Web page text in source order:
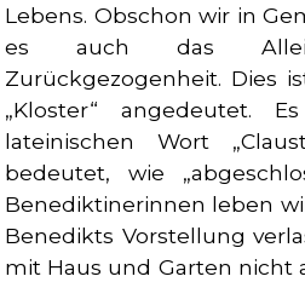
Lebens. Obschon wir in
es auch das
Zurückgezogenheit. Dies
„Kloster“ angedeutet.
lateinischen Wort
bedeutet, wie
Benediktinerinnen leben
Benedikts Vorstellung
mit Haus und Garten nicht